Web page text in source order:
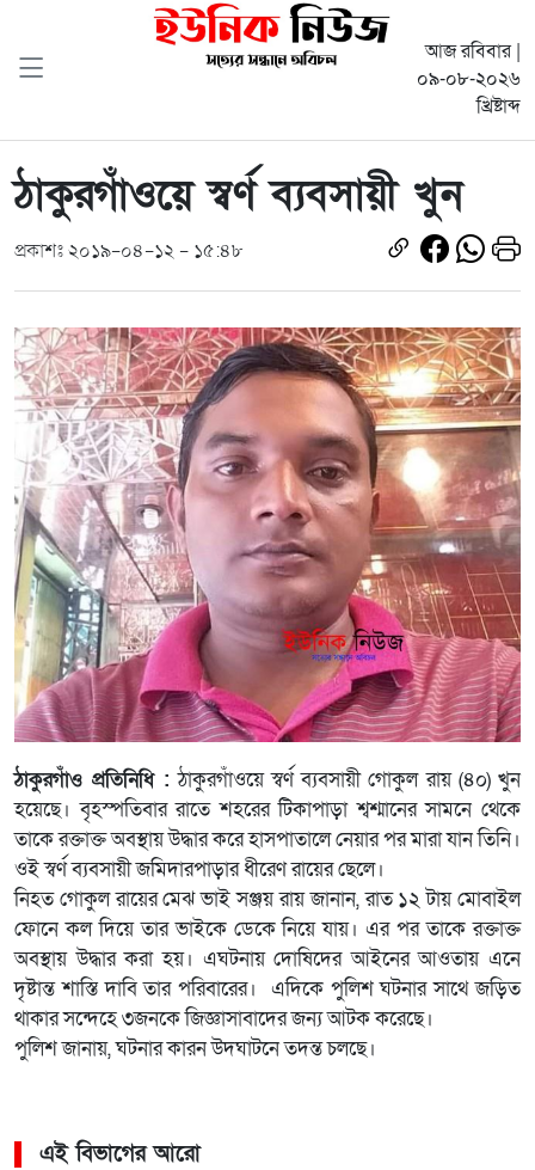
আজ রবিবার |
০৯-০৮-২০২৬
খ্রিষ্টাব্দ
ঠাকুরগাঁওয়ে স্বর্ণ ব্যবসায়ী খুন
প্রকাশঃ ২০১৯-০৪-১২ - ১৫:৪৮
ঠাকুরগাঁও প্রতিনিধি : ঠাকুরগাঁওয়ে স্বর্ণ ব্যবসায়ী গোকুল রায় (৪০) খুন
হয়েছে। বৃহস্পতিবার রাতে শহরের টিকাপাড়া শ্বশ্মানের সামনে থেকে
তাকে রক্তাক্ত অবস্থায় উদ্ধার করে হাসপাতালে নেয়ার পর মারা যান তিনি।
ওই স্বর্ণ ব্যবসায়ী জমিদারপাড়ার ধীরেণ রায়ের ছেলে।
নিহত গোকুল রায়ের মেঝ ভাই সঞ্জয় রায় জানান, রাত ১২ টায় মোবাইল
ফোনে কল দিয়ে তার ভাইকে ডেকে নিয়ে যায়। এর পর তাকে রক্তাক্ত
অবস্থায় উদ্ধার করা হয়। এঘটনায় দোষিদের আইনের আওতায় এনে
দৃষ্টান্ত শাস্তি দাবি তার পরিবারের। এদিকে পুলিশ ঘটনার সাথে জড়িত
থাকার সন্দেহে ৩জনকে জিজ্ঞাসাবাদের জন্য আটক করেছে।
পুলিশ জানায়, ঘটনার কারন উদঘাটনে তদন্ত চলছে।
এই বিভাগের আরো